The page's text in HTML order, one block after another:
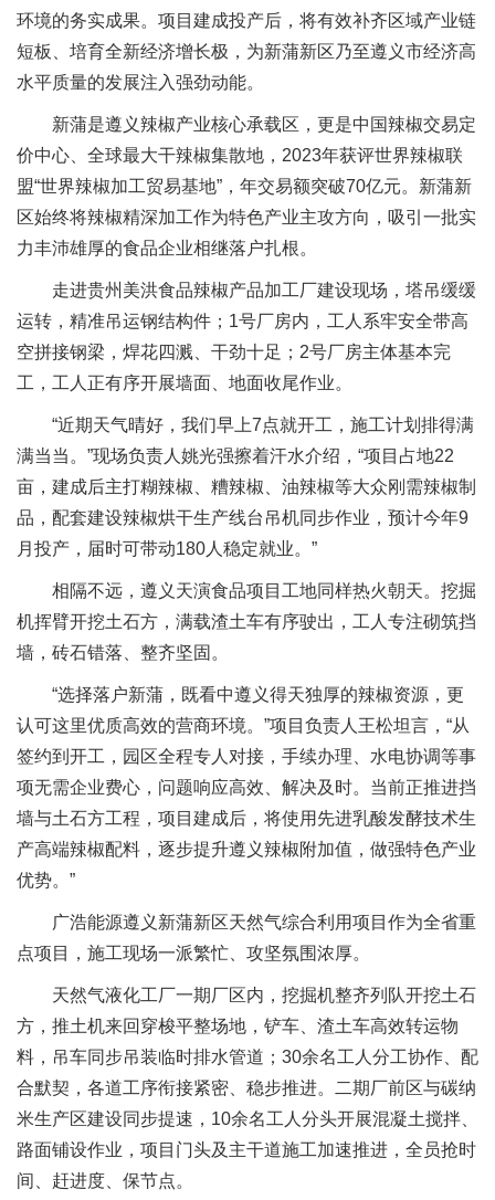
环境的务实成果。项目建成投产后，将有效补齐区域产业链
短板、培育全新经济增长极，为新蒲新区乃至遵义市经济高
水平质量的发展注入强劲动能。
新蒲是遵义辣椒产业核心承载区，更是中国辣椒交易定
价中心、全球最大干辣椒集散地，2023年获评世界辣椒联
盟“世界辣椒加工贸易基地”，年交易额突破70亿元。新蒲新
区始终将辣椒精深加工作为特色产业主攻方向，吸引一批实
力丰沛雄厚的食品企业相继落户扎根。
走进贵州美洪食品辣椒产品加工厂建设现场，塔吊缓缓
运转，精准吊运钢结构件；1号厂房内，工人系牢安全带高
空拼接钢梁，焊花四溅、干劲十足；2号厂房主体基本完
工，工人正有序开展墙面、地面收尾作业。
“近期天气晴好，我们早上7点就开工，施工计划排得满
满当当。”现场负责人姚光强擦着汗水介绍，“项目占地22
亩，建成后主打糊辣椒、糟辣椒、油辣椒等大众刚需辣椒制
品，配套建设辣椒烘干生产线台吊机同步作业，预计今年9
月投产，届时可带动180人稳定就业。”
相隔不远，遵义天演食品项目工地同样热火朝天。挖掘
机挥臂开挖土石方，满载渣土车有序驶出，工人专注砌筑挡
墙，砖石错落、整齐坚固。
“选择落户新蒲，既看中遵义得天独厚的辣椒资源，更
认可这里优质高效的营商环境。”项目负责人王松坦言，“从
签约到开工，园区全程专人对接，手续办理、水电协调等事
项无需企业费心，问题响应高效、解决及时。当前正推进挡
墙与土石方工程，项目建成后，将使用先进乳酸发酵技术生
产高端辣椒配料，逐步提升遵义辣椒附加值，做强特色产业
优势。”
广浩能源遵义新蒲新区天然气综合利用项目作为全省重
点项目，施工现场一派繁忙、攻坚氛围浓厚。
天然气液化工厂一期厂区内，挖掘机整齐列队开挖土石
方，推土机来回穿梭平整场地，铲车、渣土车高效转运物
料，吊车同步吊装临时排水管道；30余名工人分工协作、配
合默契，各道工序衔接紧密、稳步推进。二期厂前区与碳纳
米生产区建设同步提速，10余名工人分头开展混凝土搅拌、
路面铺设作业，项目门头及主干道施工加速推进，全员抢时
间、赶进度、保节点。